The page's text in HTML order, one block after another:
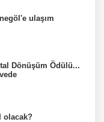
ulaşım
Dönüşüm Ödülü...
olacak?